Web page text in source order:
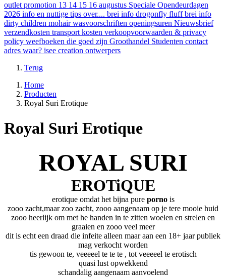
outlet promotion 13 14 15 16 augustus Speciale Opendeurdagen
2026 info en nuttige tips over.... brei info drogonfly fluffbrei info
dirty children mohairwasvoorschriften openingsuren Nieuwsbrief
verzendkosten transport kosten verkoopvoorwaarden & privacy
policy weefboeken die goed zijn Groothandel Studenten contact
adres waar? isee creation ontwerpers
Terug
Home
Producten
Royal Suri Erotique
Royal Suri Erotique
ROYAL SURI
EROTiQUE
erotique omdat het bijna pure pornois
zooo zacht,maar zoo zacht, zooo aangenaam op je tere mooie huid
zooo heerlijk om met he handen in te zitten woelen en strelen en
graaien en zooo veel meer
dit is echt een draad die infeite alleen maar aan een 18+ jaar publiek
mag verkocht worden
tis gewoon te, veeeeel te te te , tot veeeeel te erotisch
quasi lust opwekkend
schandalig aangenaam aanvoelend